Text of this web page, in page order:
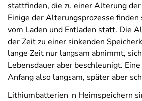
stattfinden, die zu einer Alterung
Einige der Alterungsprozesse finden
vom Laden und Entladen statt. Die
der Zeit zu einer sinkenden
lange Zeit nur langsam abnimmt,
Lebensdauer aber beschleunigt.
Anfang also langsam, später aber
Lithiumbatterien in Heimspeichern